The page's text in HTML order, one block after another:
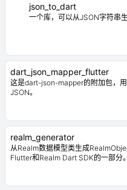
json_to_dart
一个库，可以从JSON字符串
dart_json_mapper_flutter
这是dart-json-mapper的附加包，
JSON。
realm_generator
从Realm数据模型类生成
Flutter和Realm Dart SDK的一部分。